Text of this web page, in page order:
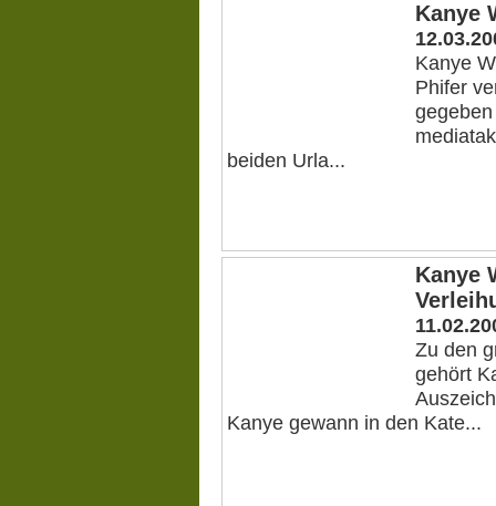
Kanye
Kanye
Phifer
beiden Urla...
Kanye
Zu den
gehört
Kanye gewann in den Kate...